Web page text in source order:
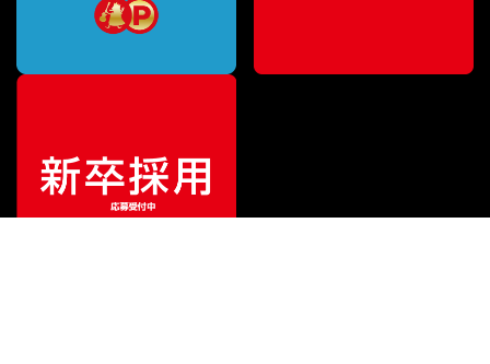
販売価格¥13,200（税込）